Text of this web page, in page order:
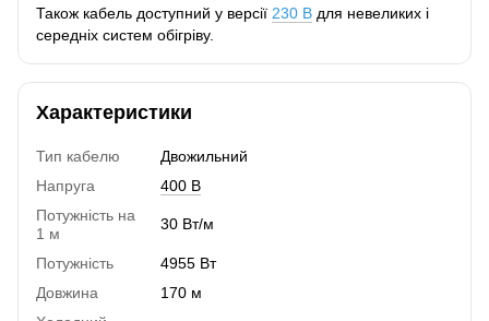
Також кабель доступний у версії 230 В для невеликих і
середніх систем обігріву.
Характеристики
Тип кабелю
Двожильний
Напруга
400 В
Потужність на
1 м
30 Вт/м
Потужність
4955 Вт
Довжина
170 м